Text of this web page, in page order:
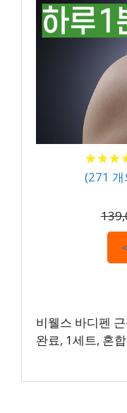
★★★
★★★
(271 개
비웰스 바디펜
완료, 1세트, 혼